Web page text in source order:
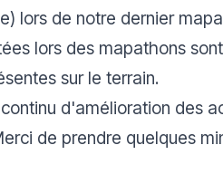
lors de notre dernier
lors des mapathons
sur le terrain.
d'amélioration des
de prendre quelques